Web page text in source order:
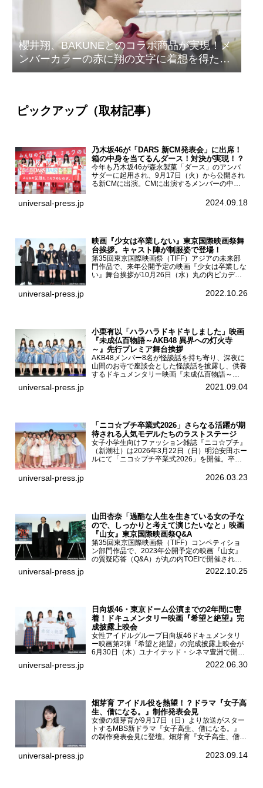
櫻井翔、BAKUNEとのコラボ商品が実現！メ
ンバーカラーの赤に翔の文字に着想を得たデ
ザイン
ピックアップ（取材記事）
乃木坂46が「DARS 新CM発表会」に出席！
箱の中身を当てるんダース！対決が実現！？
今年も乃木坂46が森永製菓「ダース」のアンバ
サダーに起用され、9月17日（火）から公開され
る新CMに出演。CMに出演するメンバーの中か
一ノ瀬美空、菅原咲月が都内にて開催された
universal-press.jp 2024.09.18
映画『少女は卒業しない』東京国際映画祭舞
台挨拶。キャスト陣が制服姿で登場！
第35回東京国際映画祭（TIFF）アジアの未来部
門作品で、来年公開予定の映画『少女は卒業しな
い』舞台挨拶が10月26日（水）丸の内ピカデリ
宮山莉渚、中井友望、監督の中川駿が登壇。映画
universal-press.jp 2022.10.26
小栗有以「ハラハラドキドキしました」映画
『未成仏百物語～AKB48 異界への灯火寺
～』先行プレミア舞台挨拶
AKB48メンバー8名が怪談話を持ち寄り、深夜に
山間のお寺で座談会とした怪談話を披露し、供養
するドキュメンタリー映画『未成仏百物語～
AKB48異界への灯火寺～』の先行プレミア舞台
挨拶が東京・ユナイテッド・シネマ豊洲で開催さ
universal-press.jp 2021.09.04
「ニコ☆プチ卒業式2026」さらなる活躍が期
待される人気モデルたちのラストステージ
女子小学生向けファッション雑誌『ニコ☆プチ』
（新潮社）は2026年3月22日（日）明治安田ホー
ルにて「ニコ☆プチ卒業式2026」を開催。卒業
ん、末永ひなた、高梨琴乃、土井ありさ、藤田蒼
universal-press.jp 2026.03.23
山田杏奈「過酷な人生を生きている女の子な
ので、しっかりと考えて演じたいなと」映画
『山女』東京国際映画祭Q&A
第35回東京国際映画祭（TIFF）コンペティショ
ン部門作品で、2023年公開予定の映画『山女』
の質疑応答（Q&A）が丸の内TOEIで開催され、
主演を務めた女優の山田杏奈、監督の福永壮志が
登壇。本作について語った。映画『山女』第35
universal-press.jp 2022.10.25
日向坂46・東京ドーム公演までの2年間に密
着！ドキュメンタリー映画『希望と絶望』完
成披露上映会
女性アイドルグループ日向坂46ドキュメンタリ
ー映画第2弾『希望と絶望』の完成披露上映会が
6月30日（木）ユナイテッド・シネマ豊洲で開催
され、日向坂46メンバーの加藤史帆、齊藤京
子、佐々木久美、富田鈴花、松田好花の5人が登
universal-press.jp 2022.06.30
畑芽育 アイドル役を熱望！？ドラマ『女子高
生、僧になる。』制作発表会見
女優の畑芽育が9月17日（日）より放送がスター
トするMBS新ドラマ『女子高生、僧になる。』
の制作発表会見に登壇。畑芽育『女子高生、僧に
ーについて「下白石麦は頭にビックリマークと、
universal-press.jp 2023.09.14